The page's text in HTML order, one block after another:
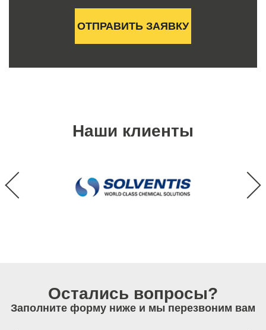
Наши клиенты
Остались вопросы?
Заполните форму ниже и мы перезвоним вам